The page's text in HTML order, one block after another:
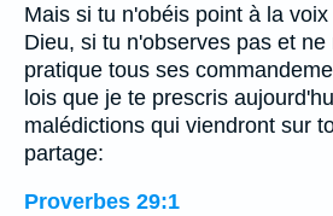
Mais si tu n'obéis point à la
Dieu, si tu n'observes pas et ne
pratique tous ses
lois que je te prescris
malédictions qui viendront sur
partage:
Proverbes 29:1